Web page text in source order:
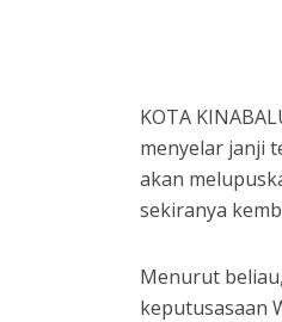
KOTA
menyelar janji
akan
sekiranya
Menurut
keputusasaan